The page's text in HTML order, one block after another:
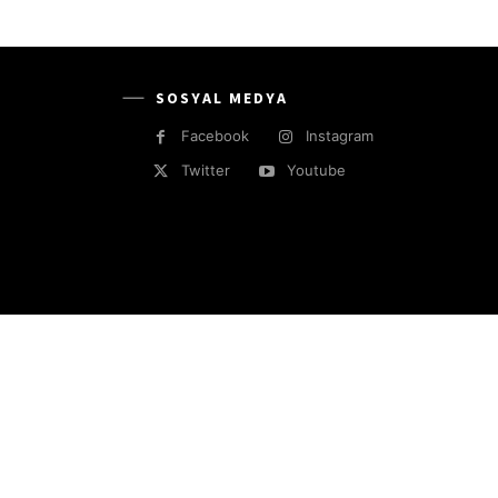
SOSYAL MEDYA
Facebook
Instagram
Twitter
Youtube